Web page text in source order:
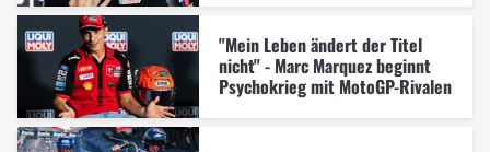
"Mein Leben ändert der Titel
nicht" - Marc Marquez beginnt
Psychokrieg mit MotoGP-Rivalen